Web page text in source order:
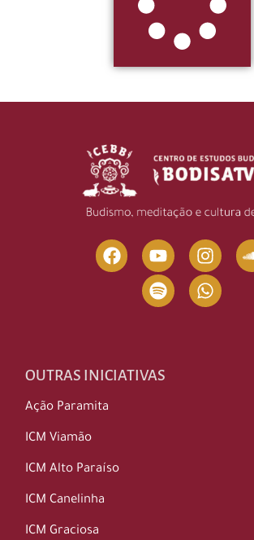
OUTRAS INICIATIVAS
Ação Paramita
ICM Viamão
ICM Alto Paraíso
ICM Canelinha
ICM Graciosa